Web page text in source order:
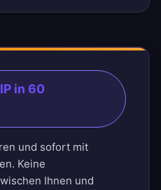
in 60
und sofort mit
Keine
Ihnen und